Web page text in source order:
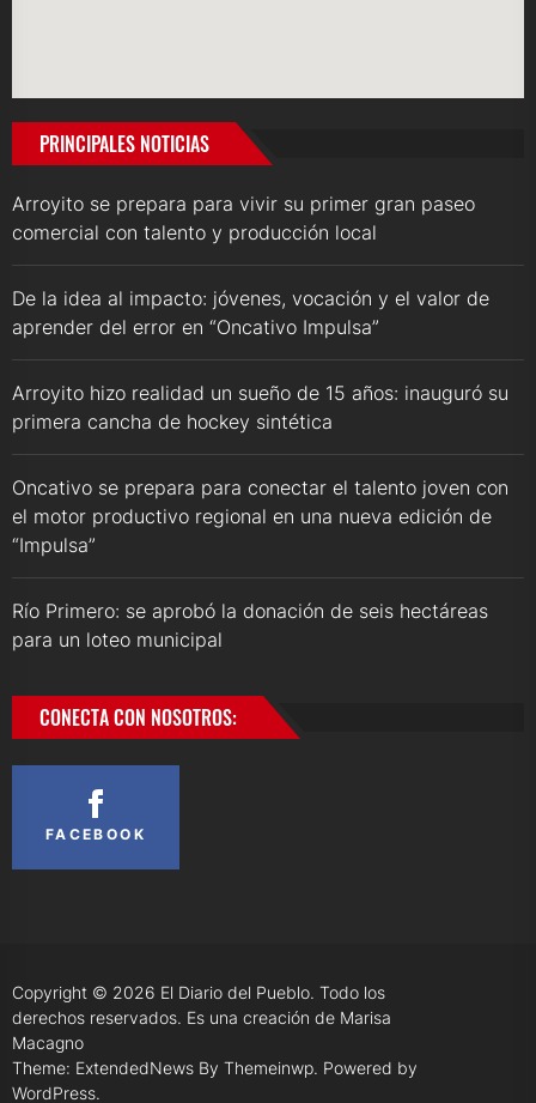
PRINCIPALES NOTICIAS
Arroyito se prepara para vivir su primer gran paseo
comercial con talento y producción local
De la idea al impacto: jóvenes, vocación y el valor de
aprender del error en “Oncativo Impulsa”
Arroyito hizo realidad un sueño de 15 años: inauguró su
primera cancha de hockey sintética
Oncativo se prepara para conectar el talento joven con
el motor productivo regional en una nueva edición de
“Impulsa”
Río Primero: se aprobó la donación de seis hectáreas
para un loteo municipal
CONECTA CON NOSOTROS:
FACEBOOK
Copyright © 2026 El Diario del Pueblo. Todo los
derechos reservados. Es una creación de Marisa
Macagno
Theme: ExtendedNews By Themeinwp. Powered by
WordPress.